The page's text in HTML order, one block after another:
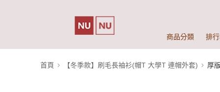
商品分類 排
首頁 【冬季款】刷毛長袖衫(帽T 大學T 連帽外套) 厚